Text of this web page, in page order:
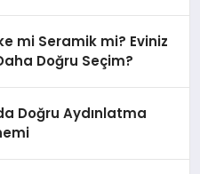
mi Seramik mi? Eviniz
Doğru Seçim?
Doğru Aydınlatma